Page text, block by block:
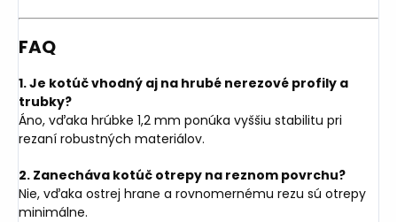
FAQ
1. Je kotúč vhodný aj na hrubé nerezové profily a
trubky?
Áno, vďaka hrúbke 1,2 mm ponúka vyššiu stabilitu pri
rezaní robustných materiálov.
2. Zanecháva kotúč otrepy na reznom povrchu?
Nie, vďaka ostrej hrane a rovnomernému rezu sú otrepy
minimálne.